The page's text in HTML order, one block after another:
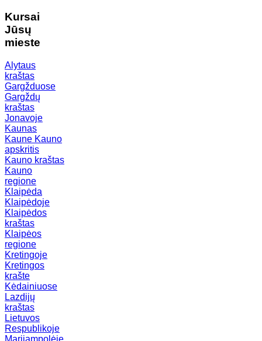
Kursai
Jūsų
mieste
Alytaus
kraštas
Gargžduose
Gargždų
kraštas
Jonavoje
Kaunas
Kaune Kauno
apskritis
Kauno kraštas
Kauno
regione
Klaipėda
Klaipėdoje
Klaipėdos
kraštas
Klaipėos
regione
Kretingoje
Kretingos
krašte
Kėdainiuose
Lazdijų
kraštas
Lietuvos
Respublikoje
Marijampolėje